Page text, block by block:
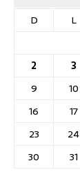
D
L
2
3
9
10
16
17
23
24
30
31